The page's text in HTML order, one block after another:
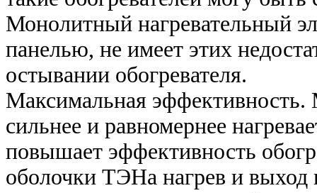
Монолитный нагревательный
панелью, не имеет этих
остывании обогревателя.
Максимальная
сильнее и равномернее
повышает эффективность
оболочки ТЭНа нагрев и выход